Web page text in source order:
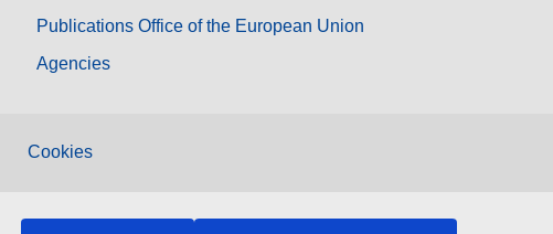
Publications Office of the European Union
Agencies
Cookies